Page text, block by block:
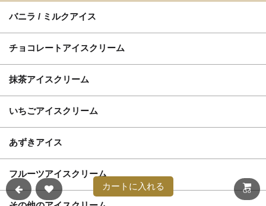
バニラ / ミルクアイス
チョコレートアイスクリーム
抹茶アイスクリーム
いちごアイスクリーム
あずきアイス
フルーツアイスクリーム
カートに入れる Go